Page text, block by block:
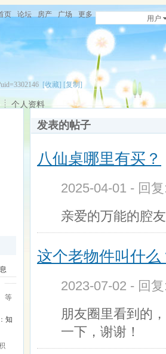
页 论坛 房产 广场 更多 用户
[收藏] [复制]
个人资料
等
知
发表的帖子
八仙桌哪里有买？
2025-04-01 - 回
亲爱的万能的腔
这个老物件叫什么
2023-07-02 - 回
朋友圈里看到的
一下，谢谢！